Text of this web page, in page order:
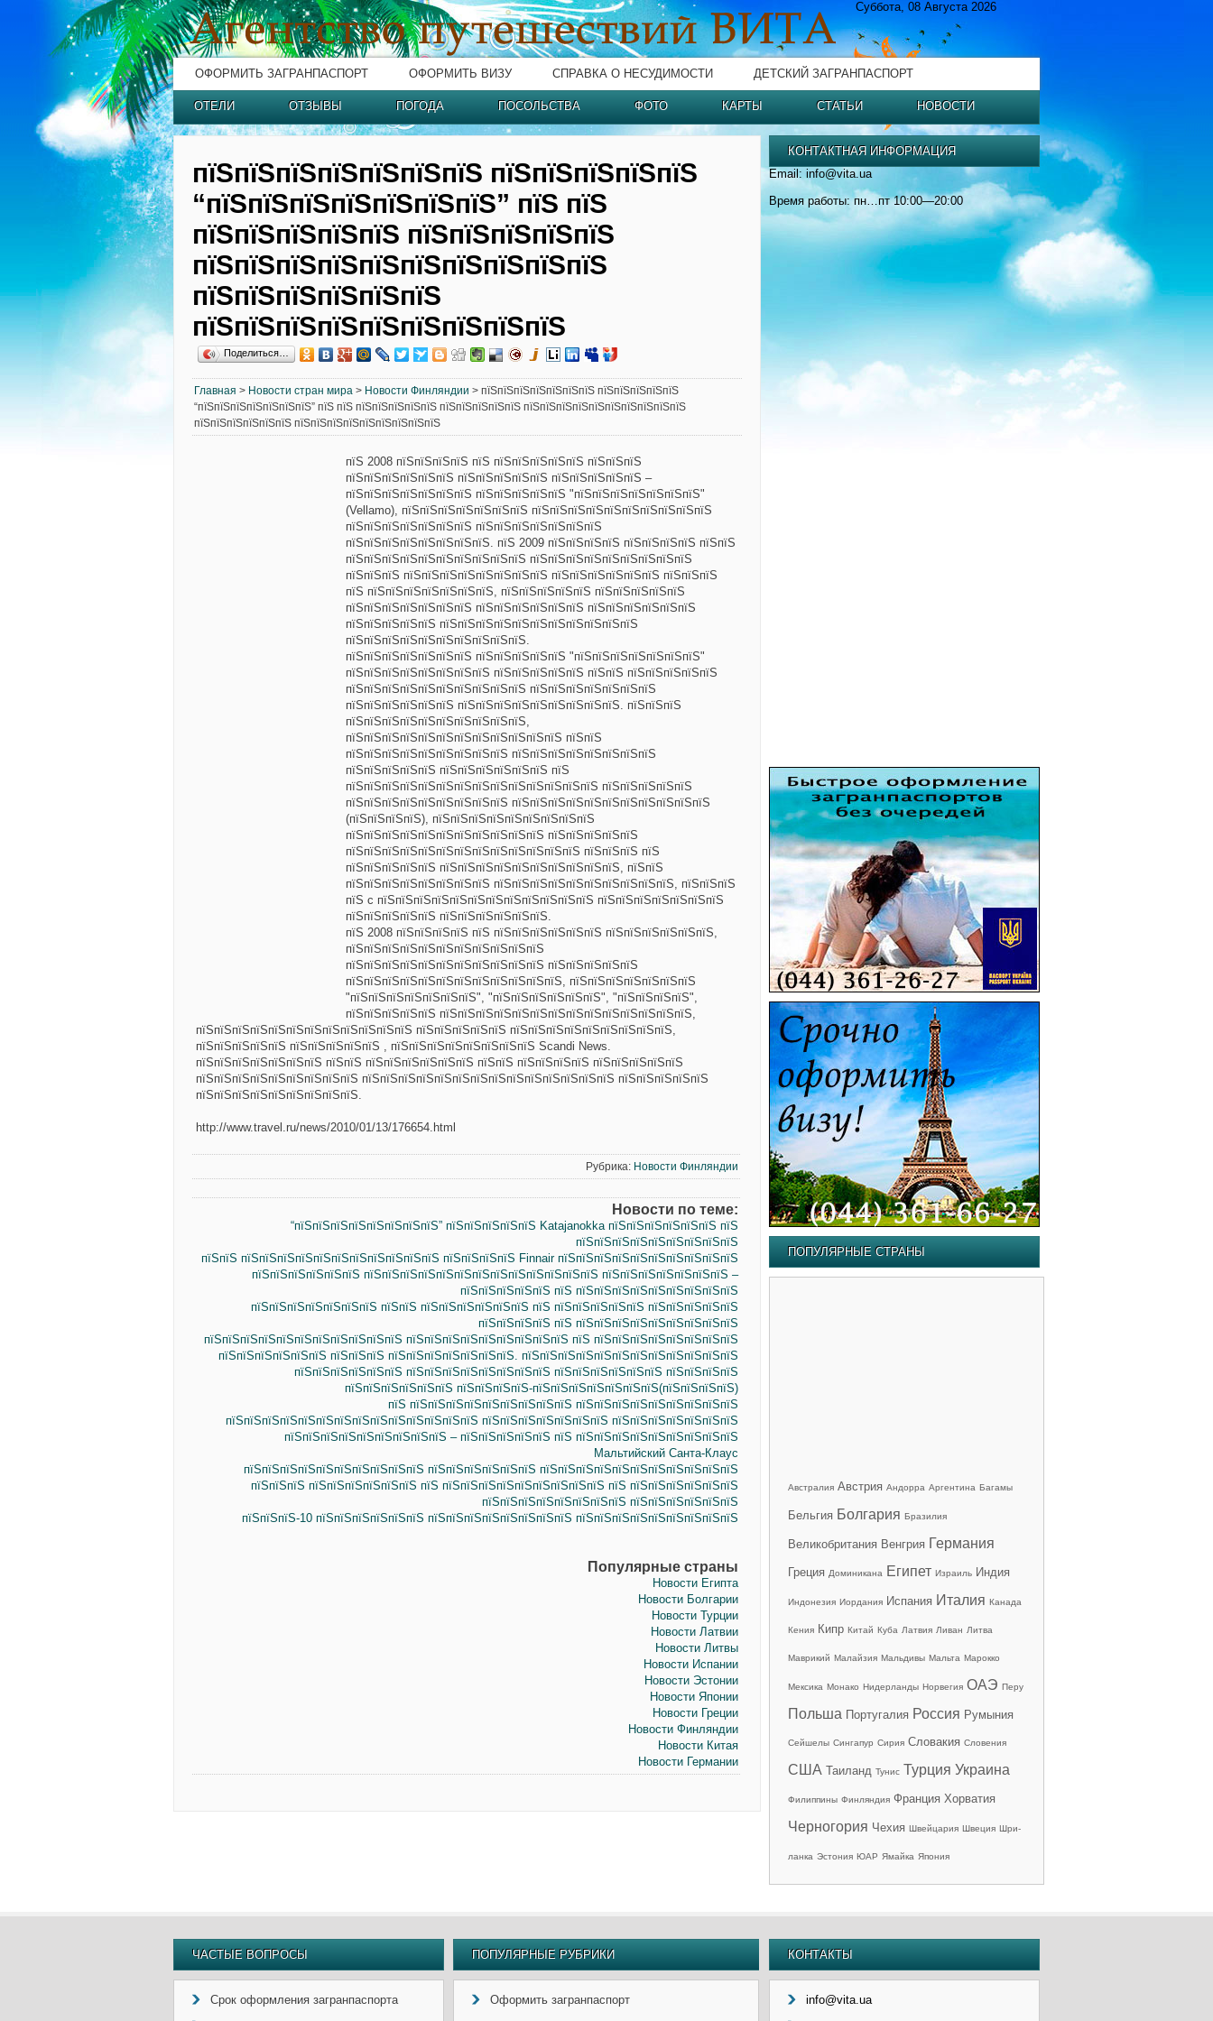
Суббота, 08 Августа 2026
ОФОРМИТЬ ЗАГРАНПАСПОРТ ОФОРМИТЬ ВИЗУ СПРАВКА О НЕСУДИМОСТИ ДЕТСКИЙ ЗАГРАНПАСПОРТ
ОТЕЛИ ОТЗЫВЫ ПОГОДА ПОСОЛЬСТВА ФОТО КАРТЫ СТАТЬИ НОВОСТИ
пїЅпїЅпїЅпїЅпїЅпїЅпїЅ пїЅпїЅпїЅпїЅпїЅ
“пїЅпїЅпїЅпїЅпїЅпїЅпїЅ” пїЅ пїЅ
пїЅпїЅпїЅпїЅпїЅ пїЅпїЅпїЅпїЅпїЅ
пїЅпїЅпїЅпїЅпїЅпїЅпїЅпїЅпїЅпїЅ
пїЅпїЅпїЅпїЅпїЅпїЅ
пїЅпїЅпїЅпїЅпїЅпїЅпїЅпїЅпїЅ
Поделиться…
Главная > Новости стран мира > Новости Финляндии > пїЅпїЅпїЅпїЅпїЅпїЅпїЅ пїЅпїЅпїЅпїЅпїЅ
“пїЅпїЅпїЅпїЅпїЅпїЅпїЅ” пїЅ пїЅ пїЅпїЅпїЅпїЅпїЅ пїЅпїЅпїЅпїЅпїЅ пїЅпїЅпїЅпїЅпїЅпїЅпїЅпїЅпїЅпїЅ
пїЅпїЅпїЅпїЅпїЅпїЅ пїЅпїЅпїЅпїЅпїЅпїЅпїЅпїЅпїЅ
пїЅ 2008 пїЅпїЅпїЅпїЅ пїЅ пїЅпїЅпїЅпїЅпїЅ пїЅпїЅпїЅ
пїЅпїЅпїЅпїЅпїЅпїЅ пїЅпїЅпїЅпїЅпїЅ пїЅпїЅпїЅпїЅпїЅ –
пїЅпїЅпїЅпїЅпїЅпїЅпїЅ пїЅпїЅпїЅпїЅпїЅ "пїЅпїЅпїЅпїЅпїЅпїЅпїЅ"
(Vellamo), пїЅпїЅпїЅпїЅпїЅпїЅпїЅ пїЅпїЅпїЅпїЅпїЅпїЅпїЅпїЅпїЅпїЅ
пїЅпїЅпїЅпїЅпїЅпїЅпїЅ пїЅпїЅпїЅпїЅпїЅпїЅпїЅ
пїЅпїЅпїЅпїЅпїЅпїЅпїЅпїЅ. пїЅ 2009 пїЅпїЅпїЅпїЅ пїЅпїЅпїЅпїЅ пїЅпїЅ
пїЅпїЅпїЅпїЅпїЅпїЅпїЅпїЅпїЅпїЅ пїЅпїЅпїЅпїЅпїЅпїЅпїЅпїЅпїЅ
пїЅпїЅпїЅ пїЅпїЅпїЅпїЅпїЅпїЅпїЅпїЅ пїЅпїЅпїЅпїЅпїЅпїЅ пїЅпїЅпїЅ
пїЅ пїЅпїЅпїЅпїЅпїЅпїЅпїЅ, пїЅпїЅпїЅпїЅпїЅ пїЅпїЅпїЅпїЅпїЅ
пїЅпїЅпїЅпїЅпїЅпїЅпїЅ пїЅпїЅпїЅпїЅпїЅпїЅ пїЅпїЅпїЅпїЅпїЅпїЅ
пїЅпїЅпїЅпїЅпїЅ пїЅпїЅпїЅпїЅпїЅпїЅпїЅпїЅпїЅпїЅпїЅ
пїЅпїЅпїЅпїЅпїЅпїЅпїЅпїЅпїЅпїЅ.
пїЅпїЅпїЅпїЅпїЅпїЅпїЅ пїЅпїЅпїЅпїЅпїЅ "пїЅпїЅпїЅпїЅпїЅпїЅпїЅ"
пїЅпїЅпїЅпїЅпїЅпїЅпїЅпїЅ пїЅпїЅпїЅпїЅпїЅ пїЅпїЅ пїЅпїЅпїЅпїЅпїЅ
пїЅпїЅпїЅпїЅпїЅпїЅпїЅпїЅпїЅпїЅ пїЅпїЅпїЅпїЅпїЅпїЅпїЅ
пїЅпїЅпїЅпїЅпїЅпїЅ пїЅпїЅпїЅпїЅпїЅпїЅпїЅпїЅпїЅ. пїЅпїЅпїЅ
пїЅпїЅпїЅпїЅпїЅпїЅпїЅпїЅпїЅпїЅ,
пїЅпїЅпїЅпїЅпїЅпїЅпїЅпїЅпїЅпїЅпїЅпїЅ пїЅпїЅ
пїЅпїЅпїЅпїЅпїЅпїЅпїЅпїЅпїЅ пїЅпїЅпїЅпїЅпїЅпїЅпїЅпїЅ
пїЅпїЅпїЅпїЅпїЅ пїЅпїЅпїЅпїЅпїЅпїЅ пїЅ
пїЅпїЅпїЅпїЅпїЅпїЅпїЅпїЅпїЅпїЅпїЅпїЅпїЅпїЅ пїЅпїЅпїЅпїЅпїЅ
пїЅпїЅпїЅпїЅпїЅпїЅпїЅпїЅпїЅ пїЅпїЅпїЅпїЅпїЅпїЅпїЅпїЅпїЅпїЅпїЅ
(пїЅпїЅпїЅпїЅ), пїЅпїЅпїЅпїЅпїЅпїЅпїЅпїЅпїЅ
пїЅпїЅпїЅпїЅпїЅпїЅпїЅпїЅпїЅпїЅпїЅ пїЅпїЅпїЅпїЅпїЅ
пїЅпїЅпїЅпїЅпїЅпїЅпїЅпїЅпїЅпїЅпїЅпїЅпїЅ пїЅпїЅпїЅ пїЅ
пїЅпїЅпїЅпїЅпїЅ пїЅпїЅпїЅпїЅпїЅпїЅпїЅпїЅпїЅпїЅ, пїЅпїЅ
пїЅпїЅпїЅпїЅпїЅпїЅпїЅпїЅ пїЅпїЅпїЅпїЅпїЅпїЅпїЅпїЅпїЅпїЅ, пїЅпїЅпїЅ
пїЅ c пїЅпїЅпїЅпїЅпїЅпїЅпїЅпїЅпїЅпїЅпїЅпїЅ пїЅпїЅпїЅпїЅпїЅпїЅпїЅ
пїЅпїЅпїЅпїЅпїЅ пїЅпїЅпїЅпїЅпїЅпїЅ.
пїЅ 2008 пїЅпїЅпїЅпїЅ пїЅ пїЅпїЅпїЅпїЅпїЅпїЅ пїЅпїЅпїЅпїЅпїЅпїЅ,
пїЅпїЅпїЅпїЅпїЅпїЅпїЅпїЅпїЅпїЅпїЅ
пїЅпїЅпїЅпїЅпїЅпїЅпїЅпїЅпїЅпїЅпїЅ пїЅпїЅпїЅпїЅпїЅ
пїЅпїЅпїЅпїЅпїЅпїЅпїЅпїЅпїЅпїЅпїЅпїЅ, пїЅпїЅпїЅпїЅпїЅпїЅпїЅ
"пїЅпїЅпїЅпїЅпїЅпїЅпїЅ", "пїЅпїЅпїЅпїЅпїЅпїЅ", "пїЅпїЅпїЅпїЅ",
пїЅпїЅпїЅпїЅпїЅ пїЅпїЅпїЅпїЅпїЅпїЅпїЅпїЅпїЅпїЅпїЅпїЅпїЅпїЅ,
пїЅпїЅпїЅпїЅпїЅпїЅпїЅпїЅпїЅпїЅпїЅпїЅ пїЅпїЅпїЅпїЅпїЅ пїЅпїЅпїЅпїЅпїЅпїЅпїЅпїЅпїЅ,
пїЅпїЅпїЅпїЅпїЅ пїЅпїЅпїЅпїЅпїЅ , пїЅпїЅпїЅпїЅпїЅпїЅпїЅпїЅ Scandi News.
пїЅпїЅпїЅпїЅпїЅпїЅпїЅ пїЅпїЅ пїЅпїЅпїЅпїЅпїЅпїЅ пїЅпїЅ пїЅпїЅпїЅпїЅ пїЅпїЅпїЅпїЅпїЅ
пїЅпїЅпїЅпїЅпїЅпїЅпїЅпїЅпїЅ пїЅпїЅпїЅпїЅпїЅпїЅпїЅпїЅпїЅпїЅпїЅпїЅпїЅпїЅ пїЅпїЅпїЅпїЅпїЅ
пїЅпїЅпїЅпїЅпїЅпїЅпїЅпїЅпїЅ.
http://www.travel.ru/news/2010/01/13/176654.html
Рубрика: Новости Финляндии
Новости по теме:
“пїЅпїЅпїЅпїЅпїЅпїЅпїЅпїЅ” пїЅпїЅпїЅпїЅпїЅ Katajanokka пїЅпїЅпїЅпїЅпїЅпїЅ пїЅ
пїЅпїЅпїЅпїЅпїЅпїЅпїЅпїЅпїЅ
пїЅпїЅ пїЅпїЅпїЅпїЅпїЅпїЅпїЅпїЅпїЅпїЅпїЅ пїЅпїЅпїЅпїЅ Finnair пїЅпїЅпїЅпїЅпїЅпїЅпїЅпїЅпїЅпїЅ
пїЅпїЅпїЅпїЅпїЅпїЅ пїЅпїЅпїЅпїЅпїЅпїЅпїЅпїЅпїЅпїЅпїЅпїЅпїЅ пїЅпїЅпїЅпїЅпїЅпїЅпїЅ –
пїЅпїЅпїЅпїЅпїЅ пїЅ пїЅпїЅпїЅпїЅпїЅпїЅпїЅпїЅпїЅ
пїЅпїЅпїЅпїЅпїЅпїЅпїЅ пїЅпїЅ пїЅпїЅпїЅпїЅпїЅпїЅ пїЅ пїЅпїЅпїЅпїЅпїЅ пїЅпїЅпїЅпїЅпїЅ
пїЅпїЅпїЅпїЅ пїЅ пїЅпїЅпїЅпїЅпїЅпїЅпїЅпїЅпїЅ
пїЅпїЅпїЅпїЅпїЅпїЅпїЅпїЅпїЅпїЅпїЅ пїЅпїЅпїЅпїЅпїЅпїЅпїЅпїЅпїЅ пїЅ пїЅпїЅпїЅпїЅпїЅпїЅпїЅпїЅ
пїЅпїЅпїЅпїЅпїЅпїЅ пїЅпїЅпїЅ пїЅпїЅпїЅпїЅпїЅпїЅпїЅ. пїЅпїЅпїЅпїЅпїЅпїЅпїЅпїЅпїЅпїЅпїЅпїЅ
пїЅпїЅпїЅпїЅпїЅпїЅ пїЅпїЅпїЅпїЅпїЅпїЅпїЅпїЅ пїЅпїЅпїЅпїЅпїЅпїЅ пїЅпїЅпїЅпїЅ
пїЅпїЅпїЅпїЅпїЅпїЅ пїЅпїЅпїЅпїЅ-пїЅпїЅпїЅпїЅпїЅпїЅпїЅ(пїЅпїЅпїЅпїЅ)
пїЅ пїЅпїЅпїЅпїЅпїЅпїЅпїЅпїЅпїЅ пїЅпїЅпїЅпїЅпїЅпїЅпїЅпїЅпїЅ
пїЅпїЅпїЅпїЅпїЅпїЅпїЅпїЅпїЅпїЅпїЅпїЅпїЅпїЅ пїЅпїЅпїЅпїЅпїЅпїЅпїЅ пїЅпїЅпїЅпїЅпїЅпїЅпїЅ
пїЅпїЅпїЅпїЅпїЅпїЅпїЅпїЅпїЅ – пїЅпїЅпїЅпїЅпїЅ пїЅ пїЅпїЅпїЅпїЅпїЅпїЅпїЅпїЅпїЅ
Мальтийский Санта-Клаус
пїЅпїЅпїЅпїЅпїЅпїЅпїЅпїЅпїЅпїЅ пїЅпїЅпїЅпїЅпїЅпїЅ пїЅпїЅпїЅпїЅпїЅпїЅпїЅпїЅпїЅпїЅпїЅ
пїЅпїЅпїЅ пїЅпїЅпїЅпїЅпїЅпїЅ пїЅ пїЅпїЅпїЅпїЅпїЅпїЅпїЅпїЅпїЅ пїЅ пїЅпїЅпїЅпїЅпїЅпїЅ
пїЅпїЅпїЅпїЅпїЅпїЅпїЅпїЅ пїЅпїЅпїЅпїЅпїЅпїЅ
пїЅпїЅпїЅ-10 пїЅпїЅпїЅпїЅпїЅпїЅ пїЅпїЅпїЅпїЅпїЅпїЅпїЅпїЅ пїЅпїЅпїЅпїЅпїЅпїЅпїЅпїЅпїЅ
Популярные страны
Новости Египта
Новости Болгарии
Новости Турции
Новости Латвии
Новости Литвы
Новости Испании
Новости Эстонии
Новости Японии
Новости Греции
Новости Финляндии
Новости Китая
Новости Германии
КОНТАКТНАЯ ИНФОРМАЦИЯ
Email: info@vita.ua
Время работы: пн…пт 10:00—20:00
ПОПУЛЯРНЫЕ СТРАНЫ
Австралия Австрия Андорра Аргентина Багамы
Бельгия Болгария Бразилия
Великобритания Венгрия Германия
Греция Доминикана Египет Израиль Индия
Индонезия Иордания Испания Италия Канада
Кения Кипр Китай Куба Латвия Ливан Литва
Маврикий Малайзия Мальдивы Мальта Марокко
Мексика Монако Нидерланды Норвегия ОАЭ Перу
Польша Португалия Россия Румыния
Сейшелы Сингапур Сирия Словакия Словения
США Таиланд Тунис Турция Украина
Филиппины Финляндия Франция Хорватия
Черногория Чехия Швейцария Швеция Шри-
ланка Эстония ЮАР Ямайка Япония
ЧАСТЫЕ ВОПРОСЫ
Срок оформления загранпаспорта
ПОПУЛЯРНЫЕ РУБРИКИ
Оформить загранпаспорт
КОНТАКТЫ
info@vita.ua